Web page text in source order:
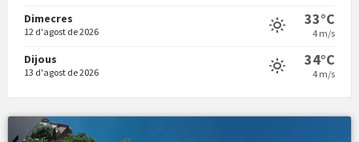
Vermuts a la Font. Hit parit
Dimecres
12 d'agost de 2026
33°C
4 m/s
Dijous
13 d'agost de 2026
34°C
4 m/s